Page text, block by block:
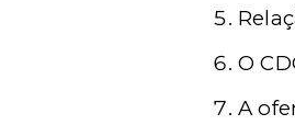
O
A